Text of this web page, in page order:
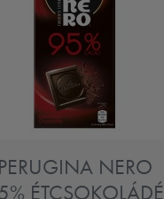
PERUGINA NERO
ÉTCSOKOLÁDÉ